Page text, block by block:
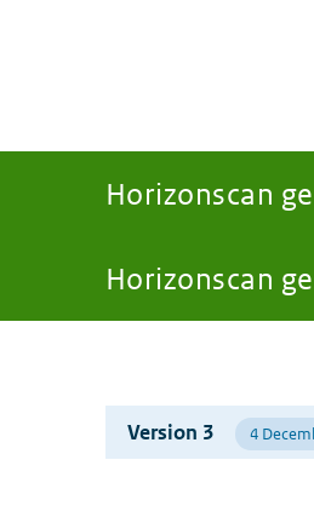
Horizonscan
You
here:
Horizonscan
Version 3 4